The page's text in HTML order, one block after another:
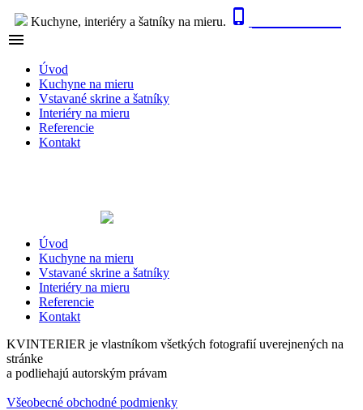
Kuchyne, interiéry a šatníky na mieru. 

Úvod
Kuchyne na mieru
Vstavané skrine a šatníky
Interiéry na mieru
Referencie
Kontakt
Úvod
Kuchyne na mieru
Vstavané skrine a šatníky
Interiéry na mieru
Referencie
Kontakt
KVINTERIER je vlastníkom všetkých fotografií uverejnených na
stránke
a podliehajú autorským právam
Všeobecné obchodné podmienky